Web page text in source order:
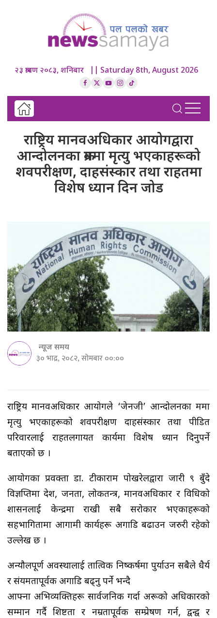
२३ श्रावण २०८३, शनिबार || Saturday 8th, August 2026
राष्ट्रिय मानवअधिकार आयोगद्वारा
आन्दोलनका क्रममा मृत्यु भएकाहरूको
शवपरीक्षण, दाहसंस्कार तथा राहतमा
विशेष ध्यान दिन जोड
न्यूज समय
३० भाद्र, २०८२, सोमबार ००:००
राष्ट्रिय मानवअधिकार आयोगले ‘जेनजी’ आन्दोलनका क्रममा
मृत्यु भएकाहरूको शवपरीक्षण दाहसंस्कार तथा पीडित
परिवारलाई राहतलगायत कार्यमा विशेष ध्यान दिनुपर्ने
बताएको छ ।
आयोगका प्रवक्ता डा. टीकाराम पोखरेलद्वारा जारी ९ बुँदे
विज्ञप्तिमा देश, जनता, लोकतन्त्र, मानवअधिकार र विधिको
शासनलाई केन्द्रमा राखी सबै सरोकार भएकाहरूको
सहभागितामा आगामी कार्यहरू अगाडि बढाउन जरुरी रहेको
उल्लेख छ ।
अन्यौलपूर्ण अवस्थालाई तात्विक निष्कर्षमा पुर्याउन सबैले धैर्य
र संयमतापूर्वक अगाडि बढ्नु पर्ने भन्दै
आफ्ना अभिव्यक्तिहरू सार्वजनिक गर्दा अरूको अधिकारको
सम्मान गर्दै शिष्टता र नम्रतापूर्वक सम्प्रेषण गर्न, द्वन्द्व र